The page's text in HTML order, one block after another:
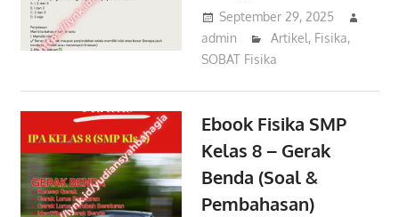
September 29, 2025
admin
Artikel, Fisika,
SOBAT Fisika
Ebook Fisika SMP
Kelas 8 – Gerak
Benda (Soal &
Pembahasan)